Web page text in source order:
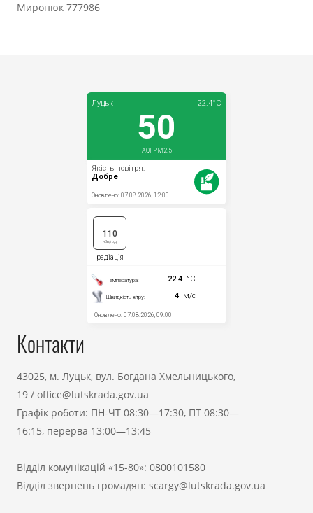
Миронюк 777986
Контакти
43025, м. Луцьк, вул. Богдана Хмельницького,
19 / office@lutskrada.gov.ua
Графік роботи: ПН-ЧТ 08:30—17:30, ПТ 08:30—
16:15, перерва 13:00—13:45
Відділ комунікацій «15-80»: 0800101580
Відділ звернень громадян: scargy@lutskrada.gov.ua